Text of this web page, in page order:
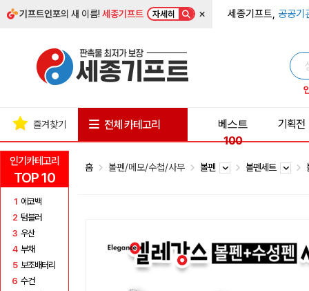
기프트인포의 새 이름!세종기프트 자세히 × 세종기프트, 공공기
인기카테고리
TOP 10
1 에코백
2 텀블러
3 우산
4 부채
5 보조배터리
6 수건
즐겨찾기 전체 카테고리
베스트
100
기획전
홈 볼펜/메모/수첩/사무 볼펜 볼펜세트